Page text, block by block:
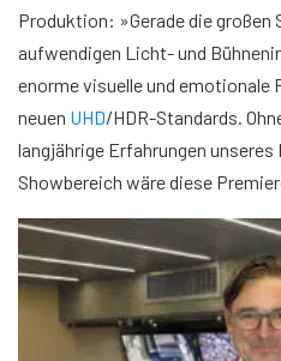
Produktion: »Gerade die
aufwendigen Licht- und
enorme visuelle und emotionale
neuen UHD/HDR-Standards.
langjährige Erfahrungen
Showbereich wäre diese